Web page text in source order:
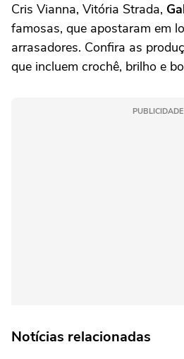
Cris Vianna, Vitória Strada,
famosas, que apostaram em
arrasadores. Confira as
que incluem crochê, brilho e
PUBLICIDADE
Notícias relacionadas